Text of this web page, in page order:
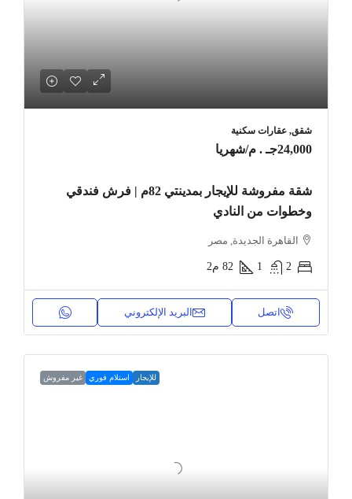
شقق, عقارات سكنية
24,000جـ . م /شهريا
شقة مفروشة للإيجار بمدينتي 82م | فرش فندقي
وخطوات من النادي
القاهرة الجديدة, مصر
2
1
82 م2
اتصل البريد الإلكتروني
للإيجار استلام فوري غير مفروش